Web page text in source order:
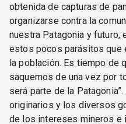
obtenida de capturas de
organizarse contra la
nuestra Patagonia y futuro,
estos pocos parásitos que
la población. Es tiempo de
saquemos de una vez por
será parte de la
originarios y los diversos
de los intereses mineros e